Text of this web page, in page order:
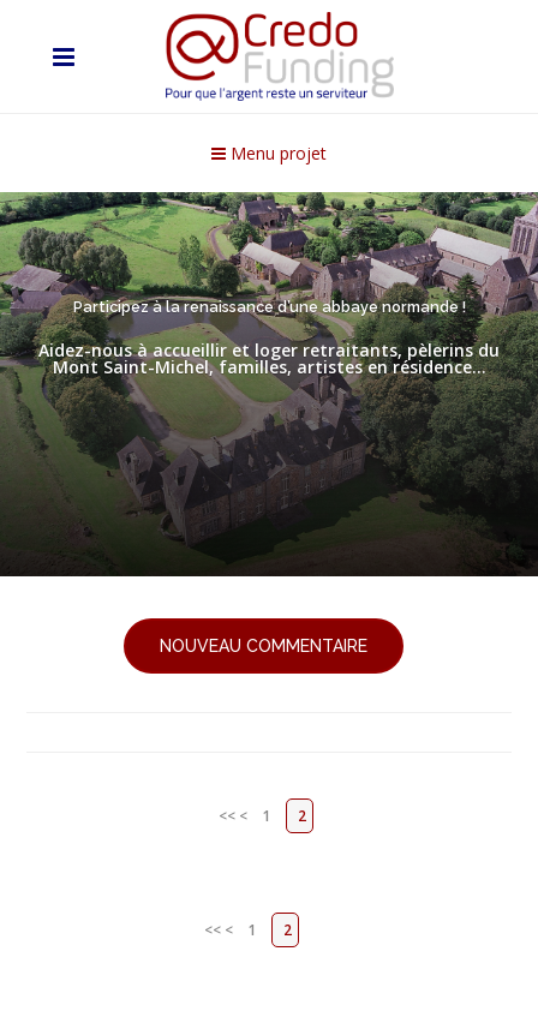
Menu projet
Participez à la renaissance d’une abbaye normande !
Aidez-nous à accueillir et loger retraitants, pèlerins du
Mont Saint-Michel, familles, artistes en résidence…
NOUVEAU COMMENTAIRE
<< < 1 2
<< < 1 2